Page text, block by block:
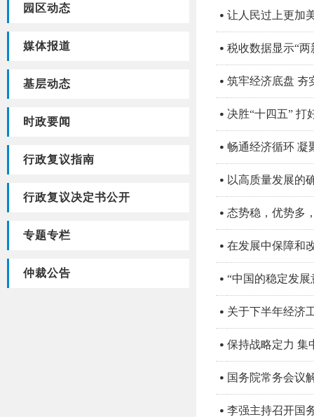
园区动态
媒体报道
基层动态
时政要闻
行政复议指南
行政复议决定书公开
专题专栏
仲裁公告
让人民过上更加
税收数据显示“
筑牢经济底盘
决胜“十四五” 打
畅通经济循环
以高质量发展的
态势稳，优势多
在发展中保障和
“中国的稳定发
关于下半年经济
保持战略定力 集
国务院常务会议
李强主持召开国